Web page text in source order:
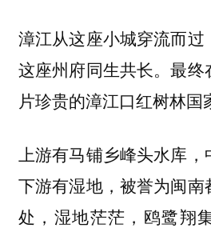
漳江从这座小城穿流而
这座州府同生共长。最
片珍贵的漳江口红树林国
上游有马铺乡峰头水库，
下游有湿地，被誉为闽
处，湿地茫茫，鸥鹭翔